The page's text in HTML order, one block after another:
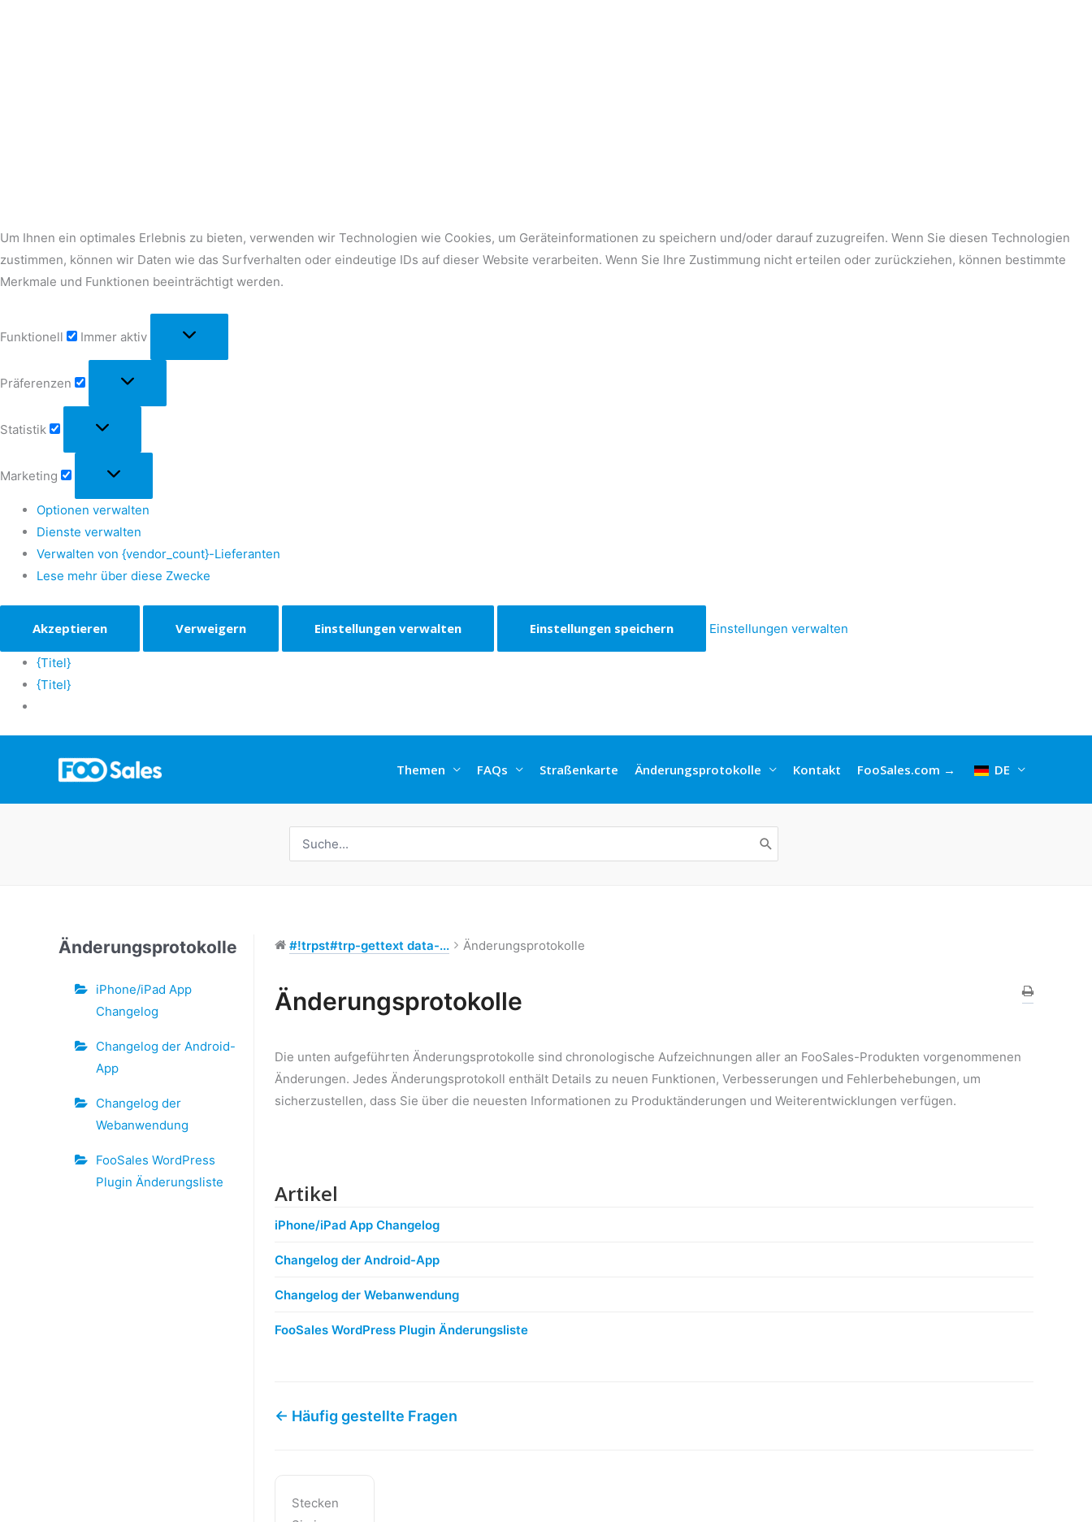
Um Ihnen ein optimales Erlebnis zu bieten, verwenden wir Technologien wie Cookies, um Geräteinformationen zu speichern und/oder darauf zuzugreifen. Wenn Sie diesen Technologien
zustimmen, können wir Daten wie das Surfverhalten oder eindeutige IDs auf dieser Website verarbeiten. Wenn Sie Ihre Zustimmung nicht erteilen oder zurückziehen, können bestimmte
Merkmale und Funktionen beeinträchtigt werden.
Funktionell Immer aktiv
Präferenzen
Statistik
Marketing
Optionen verwalten
Dienste verwalten
Verwalten von {vendor_count}-Lieferanten
Lese mehr über diese Zwecke
Akzeptieren Verweigern Einstellungen verwalten Einstellungen speichern Einstellungen verwalten
{Titel}
{Titel}
Themen FAQs Straßenkarte Änderungsprotokolle Kontakt FooSales.com → DE
nach:
Änderungsprotokolle
iPhone/iPad App
Changelog
Changelog der Android-
App
Changelog der
Webanwendung
FooSales WordPress
Plugin Änderungsliste
#!trpst#trp-gettext data-... Änderungsprotokolle
Änderungsprotokolle
Die unten aufgeführten Änderungsprotokolle sind chronologische Aufzeichnungen aller an FooSales-Produkten vorgenommenen
Änderungen. Jedes Änderungsprotokoll enthält Details zu neuen Funktionen, Verbesserungen und Fehlerbehebungen, um
sicherzustellen, dass Sie über die neuesten Informationen zu Produktänderungen und Weiterentwicklungen verfügen.
Artikel
iPhone/iPad App Changelog
Changelog der Android-App
Changelog der Webanwendung
FooSales WordPress Plugin Änderungsliste
← Häufig gestellte Fragen
Stecken